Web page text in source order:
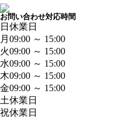
お問い合わせ対応時間
日 休業日
月 09:00 ～ 15:00
火09:00 ～ 15:00
水09:00 ～ 15:00
木09:00 ～ 15:00
金09:00 ～ 15:00
土休業日
祝休業日